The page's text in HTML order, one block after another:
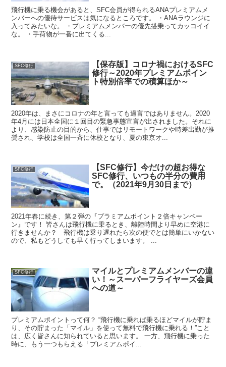
飛行機に乗る機会があると、SFC会員が得られるANAプレミアムメ
ンバーへの優待サービスは気になるところです。 ・ANAラウンジに
入ってみたいな。 ・プレミアムメンバーの優先搭乗ってカッコイイ
な。 ・手荷物が一番に出てくる...
SFC修行
【保存版】コロナ禍におけるSFC
修行～2020年プレミアムポイン
ト特別倍率での積算ほか～
2020年は、まさにコロナの年と言っても過言ではありません。2020
年4月には日本全国に１回目の緊急事態宣言が出されました。それに
より、感染防止の目的から、仕事ではリモートワークや時差出勤が推
奨され、学校は全国一斉に休校となり、夏の東京オ...
SFC修行
【SFC修行】今だけの超お得な
SFC修行、いつもの半分の費用
で。（2021年9月30日まで）
2021年春に続き、第２弾の『プラミアムポイント２倍キャンペー
ン』です！ 皆さんは飛行機に乗るとき、離陸時間より早めに空港に
行きませんか？ 飛行機は乗り遅れたら次の便でとは簡単にいかない
ので、私もどうしても早く行ってしまいます。 ...
SFC修行
マイルとプレミアムメンバーの違
い！～スーパーフライヤーズ会員
への道～
プレミアムポイントって何？ “飛行機に乗れば乗るほどマイルが貯ま
り、その貯まった「マイル」を使って無料で飛行機に乗れる！”こと
は、広く皆さんに知られていると思います。 一方、飛行機に乗った
時に、もう一つもらえる「プレミアムポイ...